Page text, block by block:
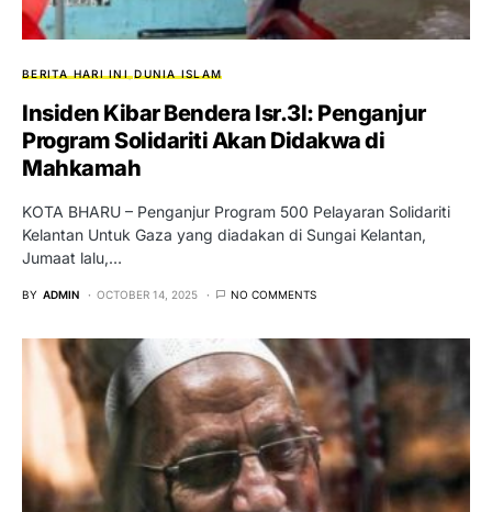
BERITA HARI INI DUNIA ISLAM
Insiden Kibar Bendera Isr.3l: Penganjur
Program Solidariti Akan Didakwa di
Mahkamah
KOTA BHARU – Penganjur Program 500 Pelayaran Solidariti
Kelantan Untuk Gaza yang diadakan di Sungai Kelantan,
Jumaat lalu,…
BY ADMIN OCTOBER 14, 2025 NO COMMENTS